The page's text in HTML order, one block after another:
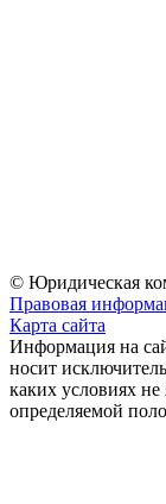
© Юридическая
Правовая
Карта сайта
Информация на
носит
каких условиях
определяемой